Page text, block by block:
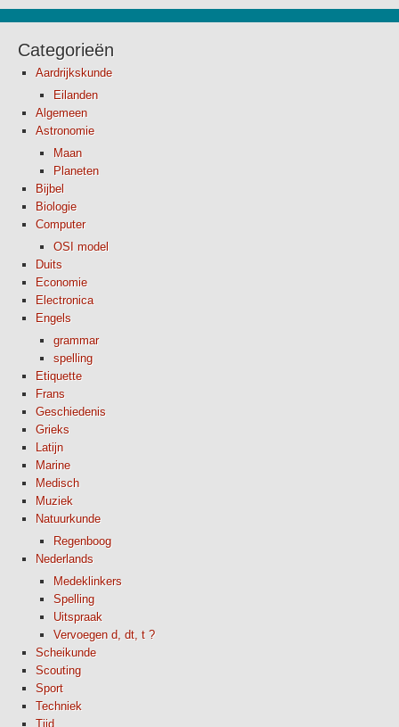
Categorieën
Aardrijkskunde
Eilanden
Algemeen
Astronomie
Maan
Planeten
Bijbel
Biologie
Computer
OSI model
Duits
Economie
Electronica
Engels
grammar
spelling
Etiquette
Frans
Geschiedenis
Grieks
Latijn
Marine
Medisch
Muziek
Natuurkunde
Regenboog
Nederlands
Medeklinkers
Spelling
Uitspraak
Vervoegen d, dt, t ?
Scheikunde
Scouting
Sport
Techniek
Tijd